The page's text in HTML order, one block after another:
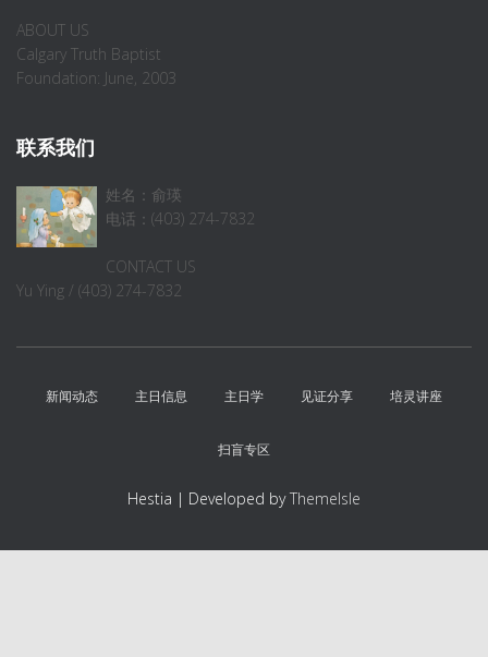
ABOUT US
Calgary Truth Baptist
Foundation: June, 2003
联系我们
姓名：俞瑛
电话：(403) 274-7832
CONTACT US
Yu Ying / (403) 274-7832
新闻动态 主日信息 主日学 见证分享 培灵讲座
扫盲专区
Hestia | Developed byThemeIsle